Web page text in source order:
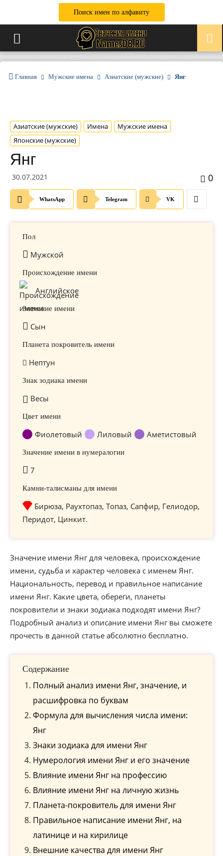
Поиск имен по алфавиту
Главная Мужские имена Азиатские (мужские) Янг
Азиатские (мужские) Имена
Мужские имена
Японские (мужские)
Янг
30.07.2021 0
WhatsApp Telegram VK
Пол
Мужской
Происхождение имени
Английское
Значение имени
Сын
Планета покровитель имени
Нептун
Знак зодиака имени
Весы
Цвет имени
Фиолетовый Лиловый Аметистовый
Значение имени в нумералогии
7
Камни-талисманы для имени
Бирюза, Раухтопаз, Топаз, Сапфир, Гелиодор,
Перидот, Цинкит.
Значение имени Янг для человека, происхождение
имени, судьба и характер человека с именем Янг.
Национальность, перевод и правильное написание
имени Янг. Какие цвета, обереги, планеты
покровители и знаки зодиака подходят имени Янг?
Подробный анализ и описание имени Янг вы сможете
прочесть в данной статье абсолютно бесплатно.
Содержание
Полный анализ имени Янг, значение, и
расшифровка по буквам
Формула для вычисления числа имени:
Янг
Знаки зодиака для имени Янг
Нумерология имени Янг и его значение
Влияние имени Янг на профессию
Влияние имени Янг на личную жизнь
Планета-покровитель для имени Янг
Правильное написание имени Янг, на
латинице и на кирилице
Внешние качества для имени Янг